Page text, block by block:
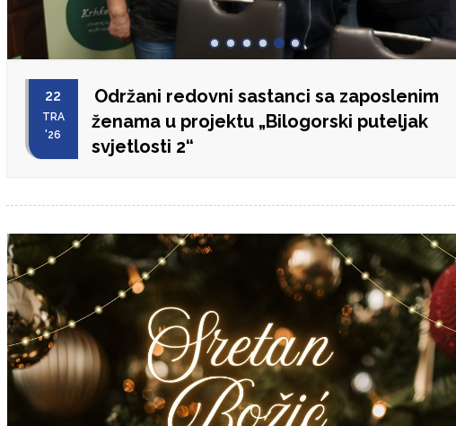
22
TRA
'26
Održani redovni sastanci sa zaposlenim
ženama u projektu „Bilogorski puteljak
svjetlosti 2“